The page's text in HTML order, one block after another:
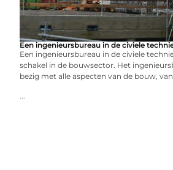
Een ingenieursbureau in de civiele
Een ingenieursbureau in de civiele
schakel in de bouwsector. Het
bezig met alle aspecten van de bouw, van
...